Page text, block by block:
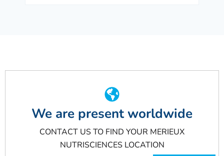
We are present worldwide
CONTACT US TO FIND YOUR MERIEUX
NUTRISCIENCES LOCATION